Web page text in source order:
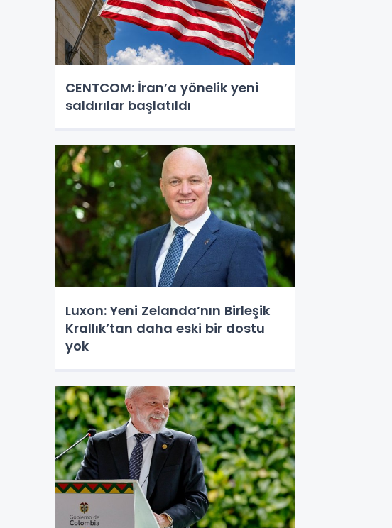
CENTCOM: İran’a yönelik yeni
saldırılar başlatıldı
Luxon: Yeni Zelanda’nın Birleşik
Krallık’tan daha eski bir dostu
yok